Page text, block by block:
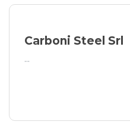
Carboni Steel Srl
...